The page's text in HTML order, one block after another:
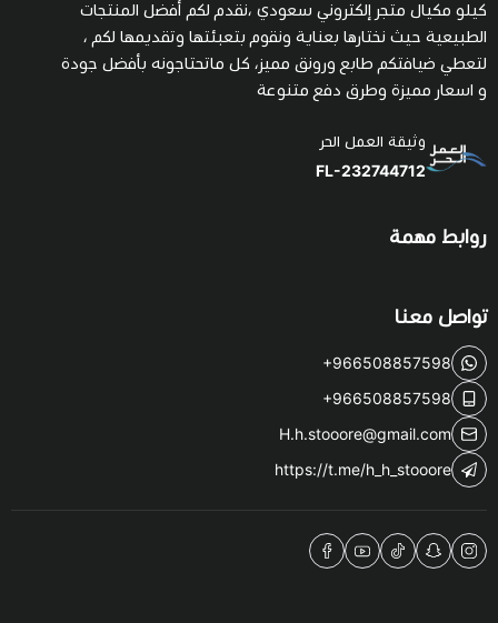
كيلو مكيال متجر إلكتروني سعودي ،نقدم لكم أفضل المنتجات
الطبيعية حيث نختارها بعناية ونقوم بتعبئتها وتقديمها لكم ،
لتعطي ضيافتكم طابع ورونق مميز، كل ماتحتاجونه بأفضل جودة
و اسعار مميزة وطرق دفع متنوعة
وثيقة العمل الحر
FL-232744712
روابط مهمة
تواصل معنا
+966508857598
+966508857598
H.h.stooore@gmail.com
https://t.me/h_h_stooore